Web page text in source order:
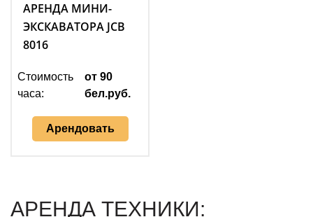
АРЕНДА МИНИ-
ЭКСКАВАТОРА JCB
8016
Стоимость
часа:
от 90
бел.руб.
Арендовать
АРЕНДА ТЕХНИКИ: